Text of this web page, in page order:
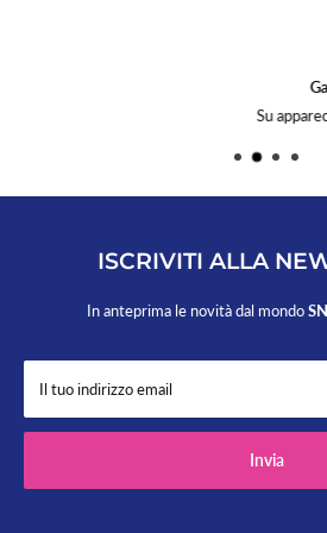
Garanzia 2 anni
Su apparecchiature
ISCRIVITI ALLA
In anteprima le novità dal mondo
Il tuo indirizzo email
Invia